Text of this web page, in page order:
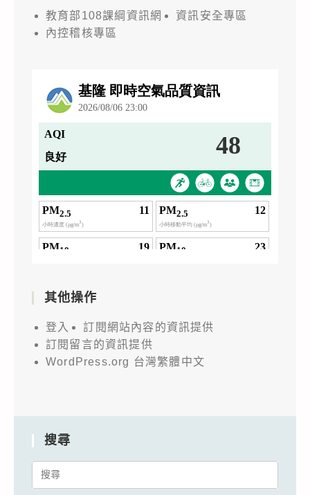
教育部108課綱資訊網
資訊安全專區
內控稽核專區
其他操作
登入
訂閱網站內容的資訊提供
訂閱留言的資訊提供
WordPress.org 台灣繁體中文
搜尋
Search